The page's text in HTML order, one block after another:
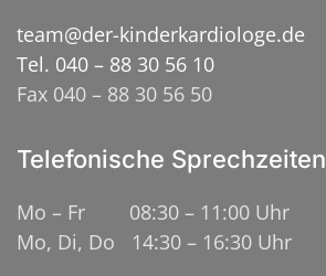
team@der-kinderkardiologe.de
Tel. 040 – 88 30 56 10
Fax 040 – 88 30 56 50
Telefonische Sprechzeiten
Mo – Fr 08:30 – 11:00 Uhr
Mo, Di, Do 14:30 – 16:30 Uhr